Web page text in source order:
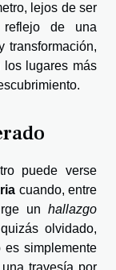
lejos de ser
de una
transformación,
lugares más
puede verse
cuando, entre
un hallazgo
olvidado,
simplemente
travesía por